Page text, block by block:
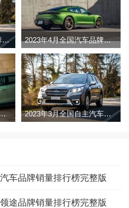
2023全球汽车品牌价值排行榜（Brand Finance 2023年4月全国汽车品牌销量排行榜完整版
资汽车品牌销量排行榜完整版 2023年3月全国自主汽车品牌销量排行榜完整版
车品牌销量排行榜完整版
途品牌销量排行榜完整版